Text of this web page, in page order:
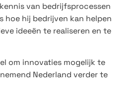
van bedrijfsprocessen
hoe hij bedrijven kan helpen
ideeën te realiseren en te
om innovaties mogelijk te
Nederland verder te